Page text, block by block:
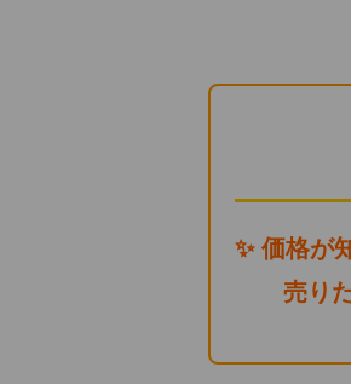
✨ 価格が
売りた